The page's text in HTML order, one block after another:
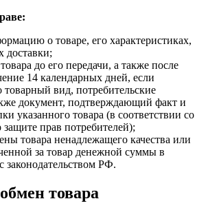
о товаре, его характеристиках,
доставки;
до его передачи, а также после
14 календарных дней, если
товарный вид, потребительские
документ, подтверждающий факт и
указанного товара (в соответствии со
защите прав потребителей);
товара ненадлежащего качества или
за товар денежной суммы в
законодательством РФ.
товара